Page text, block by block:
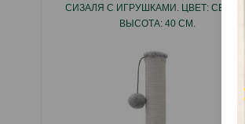
СИЗАЛЯ С ИГРУШКАМИ. ЦВЕТ: СЕРЫЙ.
ВЫСОТА: 40 СМ.